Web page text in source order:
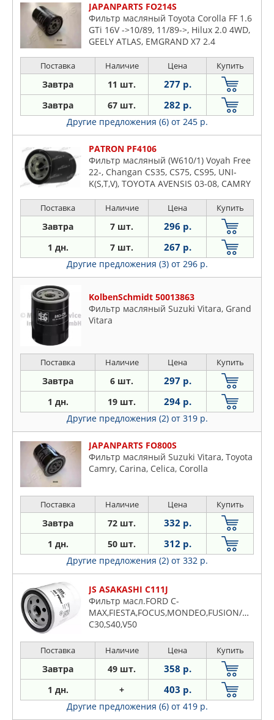
JAPANPARTS FO214S
Фильтр масляный Toyota Corolla FF 1.6
GTi 16V ->10/89, 11/89->, Hilux 2.0 4WD,
GEELY ATLAS, EMGRAND X7 2.4
Поставка Наличие Цена Купить
Завтра 11 шт. 277 р.
Завтра 67 шт. 282 р.
Другие предложения (6) от 245 р.
PATRON PF4106
Фильтр масляный (W610/1) Voyah Free
22-, Changan CS35, CS75, CS95, UNI-
K(S,T,V), TOYOTA AVENSIS 03-08, CAMRY
MR2 84-90
Поставка Наличие Цена Купить
Завтра 7 шт. 296 р.
1 дн. 7 шт. 267 р.
Другие предложения (3) от 296 р.
KolbenSchmidt 50013863
Фильтр масляный Suzuki Vitara, Grand
Vitara
Поставка Наличие Цена Купить
Завтра 6 шт. 297 р.
1 дн. 19 шт. 294 р.
Другие предложения (2) от 319 р.
JAPANPARTS FO800S
Фильтр масляный Suzuki Vitara, Toyota
Camry, Carina, Celica, Corolla
Поставка Наличие Цена Купить
Завтра 72 шт. 332 р.
1 дн. 50 шт. 312 р.
Другие предложения (2) от 332 р.
JS ASAKASHI C111J
Фильтр масл.FORD C-
MAX,FIESTA,FOCUS,MONDEO,FUSION/
C30,S40,V50
Поставка Наличие Цена Купить
Завтра 49 шт. 358 р.
1 дн. + 403 р.
Другие предложения (6) от 419 р.